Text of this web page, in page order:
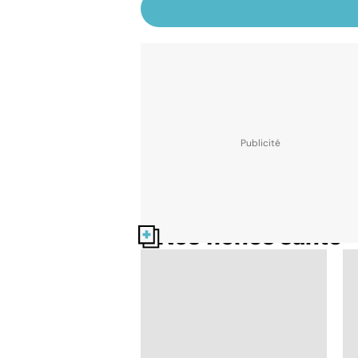
Nos fiches santé